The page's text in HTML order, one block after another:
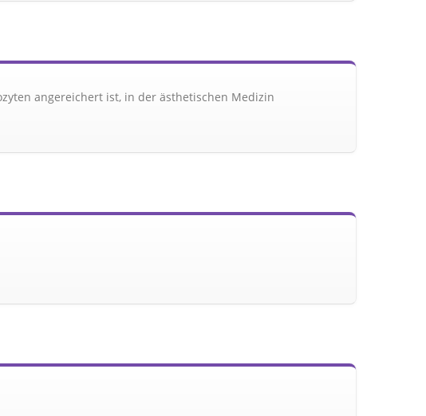
angereichert ist, in der ästhetischen Medizin